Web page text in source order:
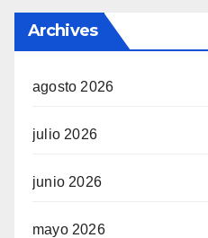
Archives
agosto 2026
julio 2026
junio 2026
mayo 2026